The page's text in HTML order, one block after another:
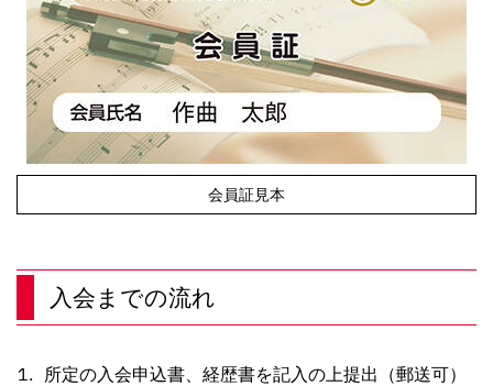
会員証見本
入会までの流れ
所定の入会申込書、経歴書を記入の上提出（郵送可）